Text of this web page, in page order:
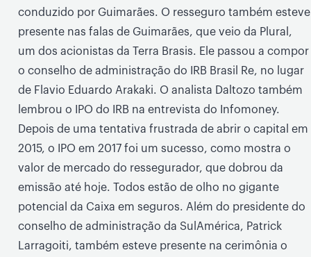
conduzido por Guimarães. O resseguro também esteve
presente nas falas de Guimarães, que veio da Plural,
um dos acionistas da Terra Brasis. Ele passou a compor
o conselho de administração do IRB Brasil Re, no lugar
de Flavio Eduardo Arakaki. O analista Daltozo também
lembrou o IPO do IRB na entrevista do Infomoney.
Depois de uma tentativa frustrada de abrir o capital em
2015, o IPO em 2017 foi um sucesso, como mostra o
valor de mercado do ressegurador, que dobrou da
emissão até hoje. Todos estão de olho no gigante
potencial da Caixa em seguros. Além do presidente do
conselho de administração da SulAmérica, Patrick
Larragoiti, também esteve presente na cerimônia o